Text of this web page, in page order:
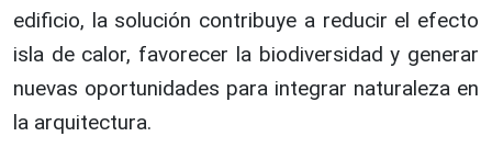
edificio, la solución contribuye a reducir el efecto
isla de calor, favorecer la biodiversidad y generar
nuevas oportunidades para integrar naturaleza en
la arquitectura.